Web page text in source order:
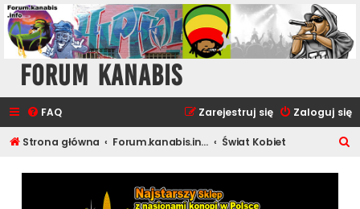
Forum Kanabis
FAQ Zaloguj się
Zarejestruj się
Strona główna Forum.kanabis.info - Cannabis Tematy Świat Kobiet